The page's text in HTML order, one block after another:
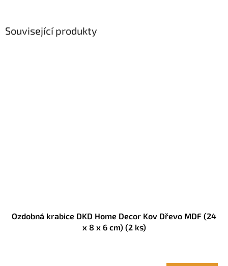
Související produkty
Ozdobná krabice DKD Home Decor Kov Dřevo MDF (24
x 8 x 6 cm) (2 ks)